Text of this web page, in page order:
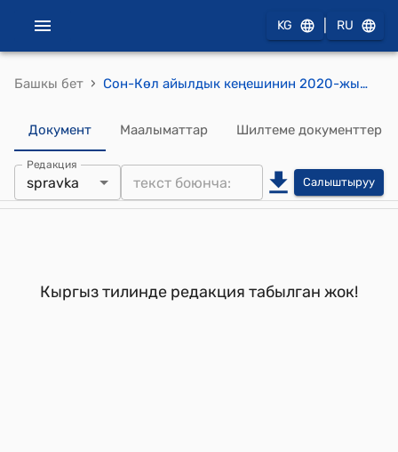
KG RU
Башкы бет › Сон-Көл айылдык кеңешинин 2020-жылдын 14-февралындагы № 30/6 "Соң-Көл айыл аймагынын жер салыгынын базалык ставкасын көтөрүү жөнүндө" токтому
Документ Маалыматтар Шилтеме документтер
Редакция
spravka Салыштыруу
Кыргыз тилинде редакция табылган жок!